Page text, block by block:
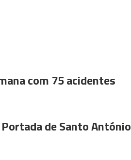
com 75 acidentes
de Santo António